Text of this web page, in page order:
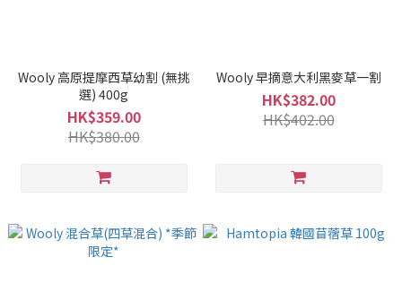
Wooly 高原提摩西草幼割 (無挑
選) 400g
HK$359.00
HK$380.00
Wooly 早摘意大利黑麥草一割
HK$382.00
HK$402.00